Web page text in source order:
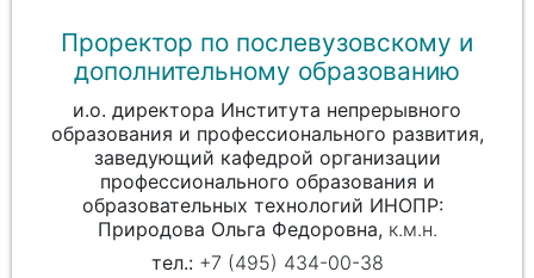
Проректор по послевузовскому и
дополнительному образованию
и.о. директора Института непрерывного
образования и профессионального развития,
заведующий кафедрой организации
профессионального образования и
образовательных технологий ИНОПР
Природова Ольга Федоровна к.м.н.
+7 (495) 434-00-38